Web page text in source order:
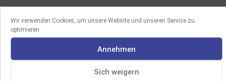
Wir verwenden Cookies, um unsere Website und unseren Service zu
optimieren.
Annehmen
Sich weigern